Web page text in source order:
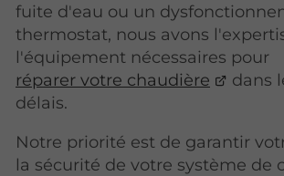
fuite d'eau ou un
thermostat, nous avons
l'équipement nécessaires pour
réparer votre chaudière
dans
délais.
Notre priorité est de garantir
la sécurité de votre système de